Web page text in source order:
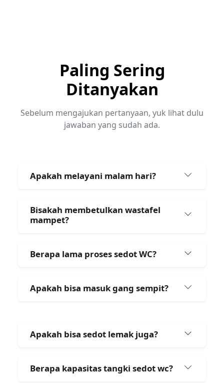
Paling Sering
Ditanyakan
Sebelum mengajukan pertanyaan, yuk lihat dulu
jawaban yang sudah ada.
Apakah melayani malam hari?
Bisakah membetulkan wastafel
mampet?
Berapa lama proses sedot WC?
Apakah bisa masuk gang sempit?
Apakah bisa sedot lemak juga?
Berapa kapasitas tangki sedot wc?